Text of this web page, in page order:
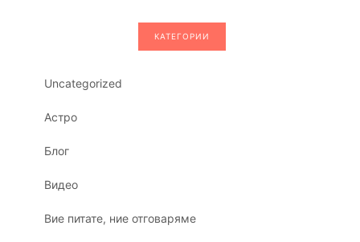
КАТЕГОРИИ
Uncategorized
Астро
Блог
Видео
Вие питате, ние отговаряме